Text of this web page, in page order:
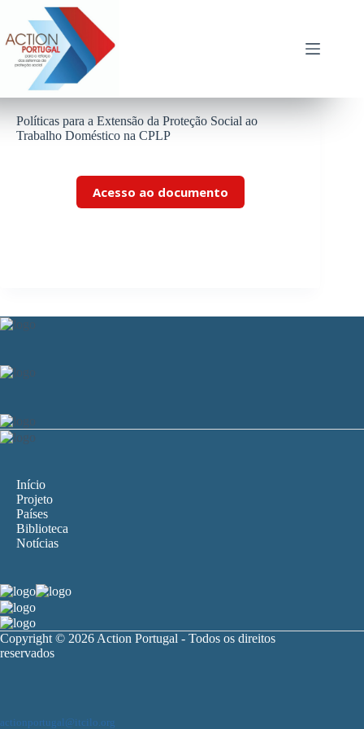
conteúdo
Políticas para a Extensão da Proteção Social ao
Trabalho Doméstico na CPLP
Acesso ao documento
Início
Projeto
Países
Biblioteca
Notícias
Copyright © 2026 Action Portugal - Todos os direitos
reservados
actionportugal@itcilo.org